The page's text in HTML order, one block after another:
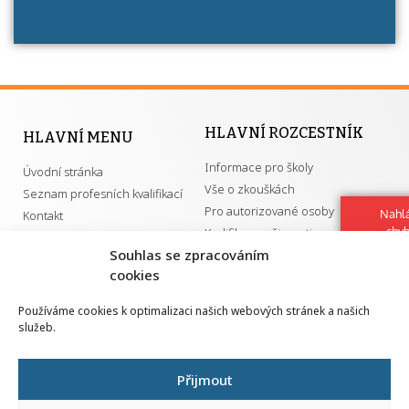
Souhlas se zpracováním
cookies
Používáme cookies k optimalizaci našich webových stránek a našich
služeb.
Přijmout
HLAVNÍ MENU
Úvodní stránka
Seznam profesních kvalifikací
Kontakt
HLAVNÍ ROZCESTNÍK
Informace pro školy
Vše o zkouškách
Pro autorizované osoby
Kvalifikace a živnosti
GDPR
Národní pedagogický institut ČR
Senovážné náměstí 25
110 00 Praha 1